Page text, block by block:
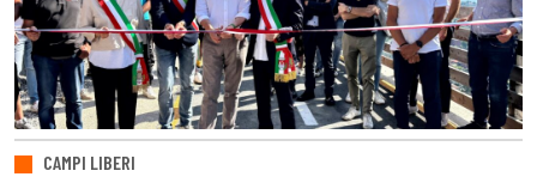
CAMPI LIBERI